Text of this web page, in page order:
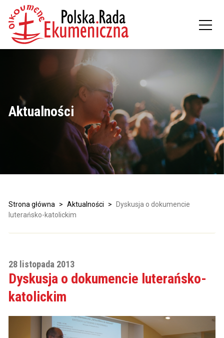
Aktualności
Strona główna > Aktualności >
Dyskusja o dokumencie
luterańsko-katolickim
28 listopada 2013
Dyskusja o dokumencie luterańsko-
katolickim